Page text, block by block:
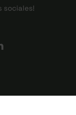
sociales!